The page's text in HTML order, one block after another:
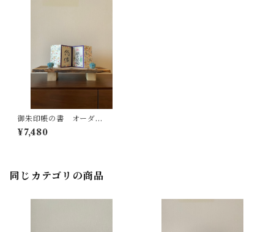
御朱印帳の書 オーダ
ー “書”2面
¥7,480
同じカテゴリの商品